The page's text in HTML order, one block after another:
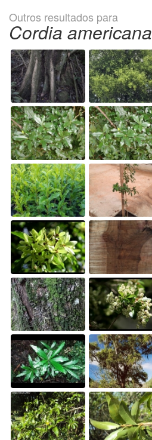
Outros resultados para
Cordia americana